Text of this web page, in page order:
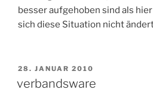
besser aufgehoben sind als
sich diese Situation nicht
VERÖFFENTLICHT
28. JANUAR 2010
verbandsware